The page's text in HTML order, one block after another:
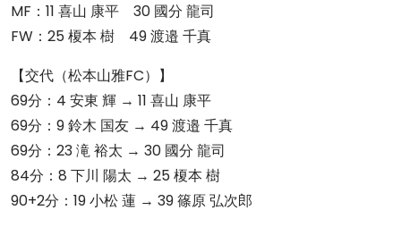
MF：11 喜山 康平 30 國分 龍司
FW：25 榎本 樹 49 渡邉 千真
【交代（松本山雅FC）】
69分：4 安東 輝 → 11 喜山 康平
69分：9 鈴木 国友 → 49 渡邉 千真
69分：23 滝 裕太 → 30 國分 龍司
84分：8 下川 陽太 → 25 榎本 樹
90+2分：19 小松 蓮 → 39 篠原 弘次郎